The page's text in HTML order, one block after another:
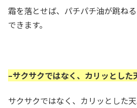
霜を落とせば、パチパチ油が跳ね
できます。
–サクサクではなく、カリッとした
サクサクではなく、カリッとした天